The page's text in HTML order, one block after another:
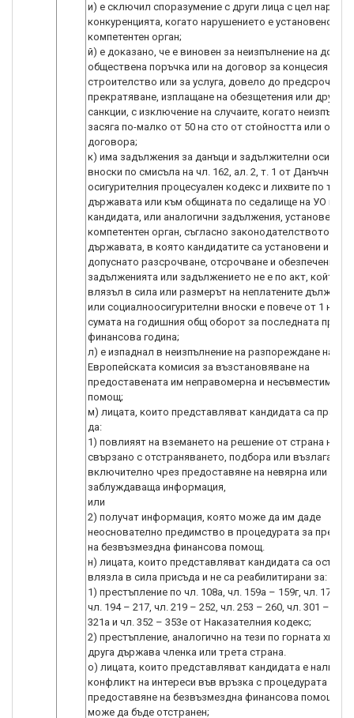
и) е сключил споразумение с други лица с цел
конкуренцията, когато нарушението е установено с
компетентен орган;
й) е доказано, че е виновен за неизпълнение на
обществена поръчка или на договор за концесия за
строителство или за услуга, довело до
прекратяване, изплащане на обезщетения или други
санкции, с изключение на случаите, когато
засяга по-малко от 50 на сто от стойността или
договора;
к) има задължения за данъци и задължителни
вноски по смисъла на чл. 162, ал. 2, т. 1 от Данъчно-
осигурителния процесуален кодекс и лихвите по тях,
държавата или към общината по седалище на УО и на
кандидата, или аналогични задължения, установени с
компетентен орган, съгласно законодателството на
държавата, в която кандидатите са установени и не е
допуснато разсрочване, отсрочване и обезпечение на
задълженията или задължението не е по акт, който
влязъл в сила или размерът на неплатените дължими
или социалноосигурителни вноски е повече от 1 на
сумата на годишния общ оборот за последната
финансова година;
л) е изпаднал в неизпълнение на разпореждане на
Европейската комисия за възстановяване на
предоставената им неправомерна и несъвместима
помощ;
м) лицата, които представляват кандидата са
да:
1) повлияят на вземането на решение от страна на
свързано с отстраняването, подбора или
включително чрез предоставяне на невярна или
заблуждаваща информация,
или
2) получат информация, която може да им даде
неоснователно предимство в процедурата за
на безвъзмездна финансова помощ.
н) лицата, които представляват кандидата са
влязла в сила присъда и не са реабилитирани за:
1) престъпление по чл. 108а, чл. 159а – 159г, чл. 172,
чл. 194 – 217, чл. 219 – 252, чл. 253 – 260, чл. 301 – 307,
321а и чл. 352 – 353е от Наказателния кодекс;
2) престъпление, аналогично на тези по горната
друга държава членка или трета страна.
o) лицата, които представляват кандидата е налице
конфликт на интереси във връзка с процедурата за
предоставяне на безвъзмездна финансова помощ,
може да бъде отстранен;